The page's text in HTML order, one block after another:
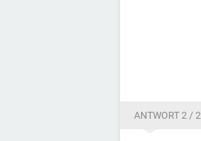
ANTWORT 2 / 2